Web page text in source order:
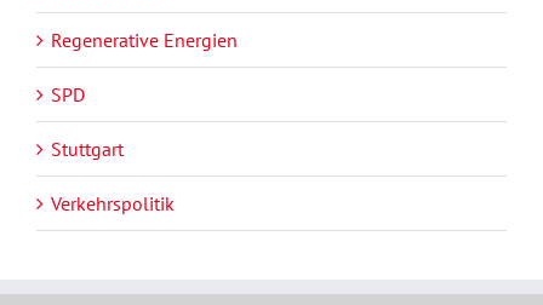
Regenerative Energien
SPD
Stuttgart
Verkehrspolitik